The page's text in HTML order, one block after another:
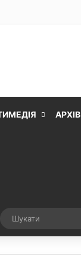
АРХІВ
Випадкова стаття